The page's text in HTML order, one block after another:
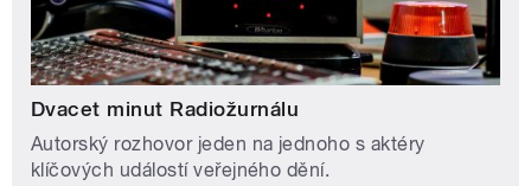
Dvacet minut Radiožurnálu
Autorský rozhovor jeden na jednoho s aktéry
klíčových událostí veřejného dění.